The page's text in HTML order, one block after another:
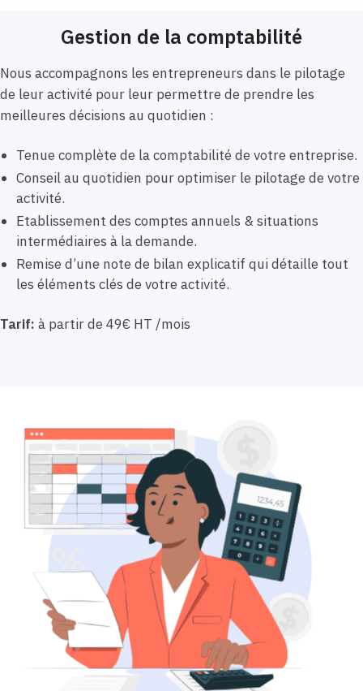
Gestion de la comptabilité
Nous accompagnons les entrepreneurs dans le pilotage
de leur activité pour leur permettre de prendre les
meilleures décisions au quotidien :
Tenue complète de la comptabilité de votre entreprise.
Conseil au quotidien pour optimiser le pilotage de votre
activité.
Etablissement des comptes annuels & situations
intermédiaires à la demande.
Remise d’une note de bilan explicatif qui détaille tout
les éléments clés de votre activité.
Tarif: à partir de 49€ HT /mois